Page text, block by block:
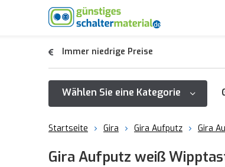
Immer niedrige Preise
Wählen Sie eine Kategorie
Startseite Gira Gira Aufputz Gira
Gira Aufputz weiß